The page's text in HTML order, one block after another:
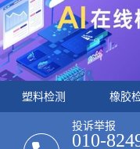
塑料检测 橡胶
投诉举报
010-